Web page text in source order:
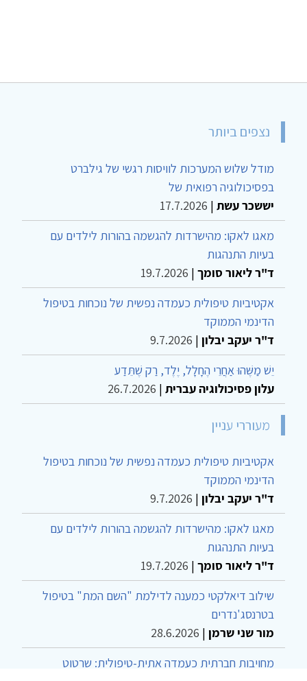
נצפים ביותר
מודל שלוש המערכות לוויסות רגשי של גילברט
בפסיכולוגיה רפואית של
יששכר עשת |
17.7.2026
מאגו לאקו: מהישרדות להגשמה בהורות לילדים עם
בעיות התנהגות
ד"ר ליאור סומך |
19.7.2026
אקטיביות טיפולית כעמדה נפשית של נוכחות בטיפול
הדינמי הממוקד
ד"ר יעקב יבלון |
9.7.2026
יֵשׁ מַשֶּׁהוּ אַחֲרֵי הֶחָלָל, יֶלֶד, רַק שֶׁתֵּדַע
עלון פסיכולוגיה עברית |
26.7.2026
מעוררי עניין
אקטיביות טיפולית כעמדה נפשית של נוכחות בטיפול
הדינמי הממוקד
ד"ר יעקב יבלון |
9.7.2026
מאגו לאקו: מהישרדות להגשמה בהורות לילדים עם
בעיות התנהגות
ד"ר ליאור סומך |
19.7.2026
שילוב דיאלקטי כמענה לדילמת "השם המת" בטיפול
בטרנסג'נדרים
מור שני שרמן |
28.6.2026
מחויבות חברתית כעמדה אתית-טיפולית: שרטוט